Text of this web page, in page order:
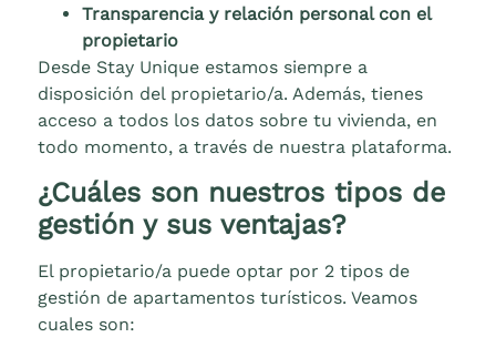
Transparencia y relación personal con el
propietario
Desde Stay Unique estamos siempre a
disposición del propietario/a. Además, tienes
acceso a todos los datos sobre tu vivienda, en
todo momento, a través de nuestra plataforma.
¿Cuáles son nuestros tipos de
gestión y sus ventajas?
El propietario/a puede optar por 2 tipos de
gestión de apartamentos turísticos. Veamos
cuales son: